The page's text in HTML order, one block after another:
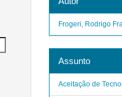
Frogeri, Rodrigo
Assunto
Aceitação de